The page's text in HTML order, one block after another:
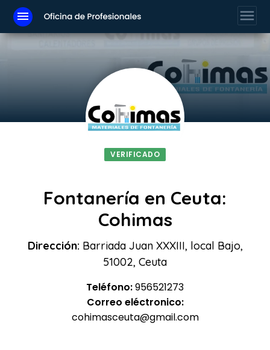
menu menu
VERIFICADO
Fontanería en Ceuta:
Cohimas
Dirección: Barriada Juan XXXIII, local Bajo,
51002, Ceuta
Teléfono:956521273
Correo eléctronico:
cohimasceuta@gmail.com